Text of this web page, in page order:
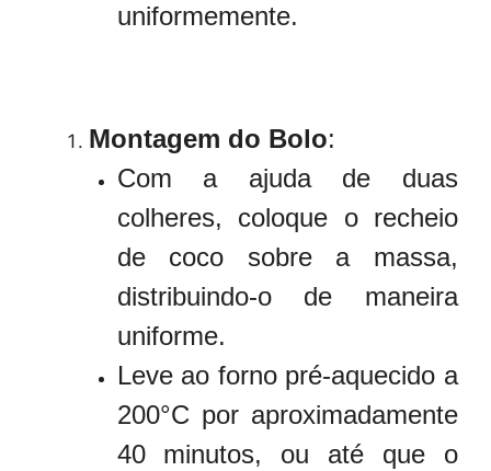
uniformemente.
Montagem do Bolo:
Com a ajuda de duas
colheres, coloque o recheio
de coco sobre a massa,
distribuindo-o de maneira
uniforme.
Leve ao forno pré-aquecido a
200°C por aproximadamente
40 minutos, ou até que o